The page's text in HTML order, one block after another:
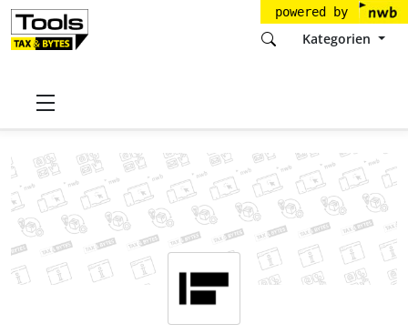
powered by
Kategorien
Startseite